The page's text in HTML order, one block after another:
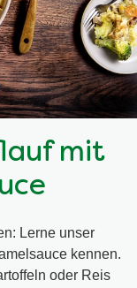
mit
Lerne unser
kennen.
oder Reis